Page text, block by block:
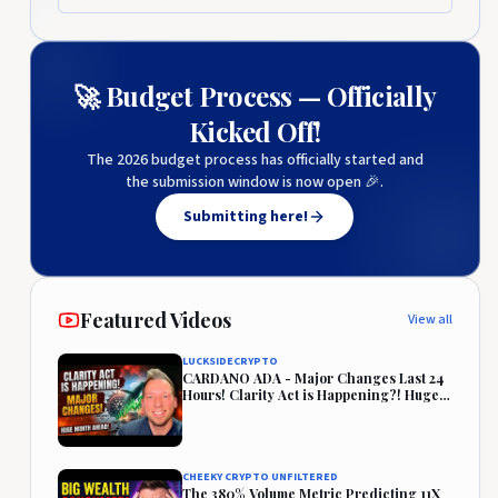
🚀 Budget Process — Officially
Kicked Off!
The 2026 budget process has officially started and
the submission window is now open 🎉.
Submitting here!
Featured Videos View all
LUCKSIDECRYPTO
CARDANO ADA - Major Changes Last 24
Hours! Clarity Act is Happening?! Huge
Month Ahead!
CHEEKY CRYPTO UNFILTERED
The 380% Volume Metric Predicting 11X